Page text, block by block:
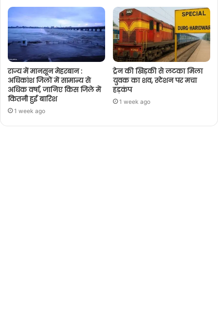
राज्य में मानसून मेहरबान :
अधिकांश जिलों में सामान्य से
अधिक वर्षा, जानिए किस जिले में
कितनी हुई बारिश
1 week ago
ट्रेन की खिड़की से लटका मिला
युवक का शव, स्टेशन पर मचा
हड़कंप
1 week ago